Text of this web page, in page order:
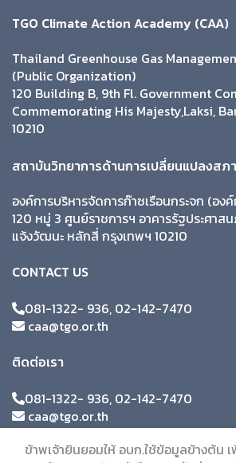
TGO Climate Action Academy (CAA)
Thailand Greenhouse Gas
(Public Organization)
120 Building B, 9th Fl. Government
Commemorating His Majesty,Laksi,
10210
สถาบันวิทยาการด้านการเปลี่ยนแปลงสภ
องค์การบริหารจัดการก๊าซเรือนกระจก (อง
120 หมู่ 3 ศูนย์ราชการฯ อาคารรัฐประศา
แจ้งวัฒนะ หลักสี่ กรุงเทพฯ 10210
CONTACT US
081-1322- 936, 02-142-7470
caa@tgo.or.th
ติดต่อเรา
081-1322- 936, 02-142-7470
caa@tgo.or.th
ข้าพเจ้ายินยอมให้ อบก.ใช้ข้อมูลข้างต้น